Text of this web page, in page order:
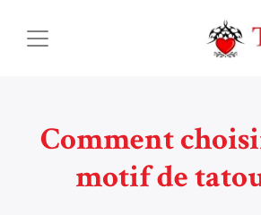
Comment
motif de